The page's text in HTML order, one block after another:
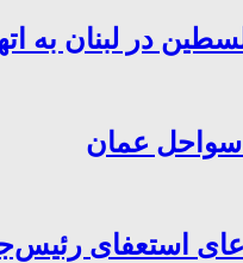
در لبنان به
سواحل عمان
استعفای